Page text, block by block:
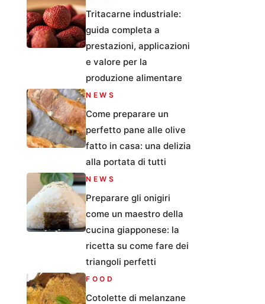
Tritacarne industriale:
guida completa a
prestazioni, applicazioni
e valore per la
produzione alimentare
NEWS
Come preparare un
perfetto pane alle olive
fatto in casa: una delizia
alla portata di tutti
NEWS
Preparare gli onigiri
come un maestro della
cucina giapponese: la
ricetta su come fare dei
triangoli perfetti
FOOD
Cotolette di melanzane